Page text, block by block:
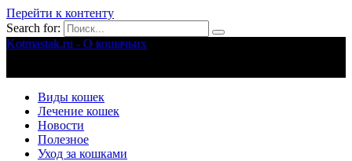
Перейти к контенту
Search for:
Kotmastak.ru - О кошачьих
Виды кошек
Лечение кошек
Новости
Полезное
Уход за кошками